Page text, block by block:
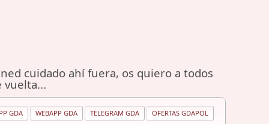
cuidado ahí fuera, os quiero a todos
vuelta...
GDA WEBAPP GDA TELEGRAM GDA OFERTAS GDAPOL